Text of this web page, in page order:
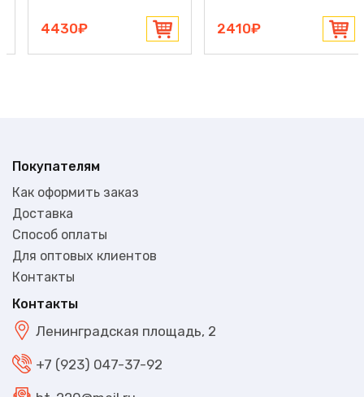
4430₽ 2410₽
Покупателям
Как оформить заказ
Доставка
Способ оплаты
Для оптовых клиентов
Контакты
Контакты
Ленинградская площадь, 2
+7 (923) 047-37-92